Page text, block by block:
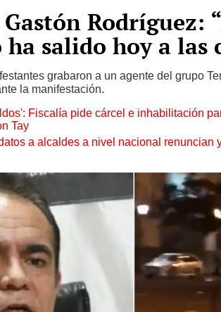
Rodríguez:
salido hoy a las
grabaron a un agente del grupo
la manifestación.
Fiscalía pide cárcel e inhabilitación
Tay
a alcaldes a nivel nacional renuncian